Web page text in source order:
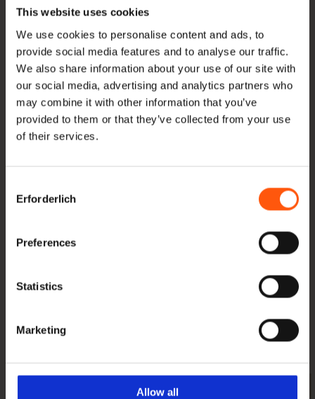
This website uses cookies
We use cookies to personalise content and ads, to
provide social media features and to analyse our traffic.
We also share information about your use of our site with
our social media, advertising and analytics partners who
may combine it with other information that you’ve
provided to them or that they’ve collected from your use
of their services.
Selection
Erforderlich
Preferences
Statistics
Marketing
Allow all
aufgeführt sein, erkundigen Sie sich bitte bei uns nach
der Möglichkeit, die Balken auf die von Ihnen
gewünschte Größe zuzuschneiden.
Neben dem regulären Angebot an Balken bietet
Hoogenhoff u.a. EicheDachschalung,Schweden-
Rabatt,Bordwandbretter Dübel
wir liefern auch ,
Gelbpappel
. Alles direkt importiert und auf Lager.
Möchten Sie ein Angebot? Oder möchten Sie mehr über
unsere Produkte und ihre Möglichkeiten oder über
unsere Arbeitsmethoden erfahren? Dann bitte Kontakt
250